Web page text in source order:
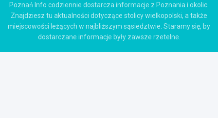
Poznań Info codziennie dostarcza informacje z Poznania i okolic.
Znajdziesz tu aktualności dotyczące stolicy wielkopolski, a także
miejscowości leżących w najbliższym sąsiedztwie. Staramy się, by
dostarczane informacje były zawsze rzetelne.